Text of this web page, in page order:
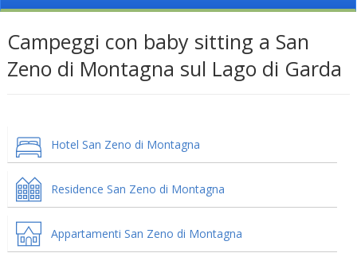
Campeggi con baby sitting a San
Zeno di Montagna sul Lago di Garda
Hotel San Zeno di Montagna
Residence San Zeno di Montagna
Appartamenti San Zeno di Montagna